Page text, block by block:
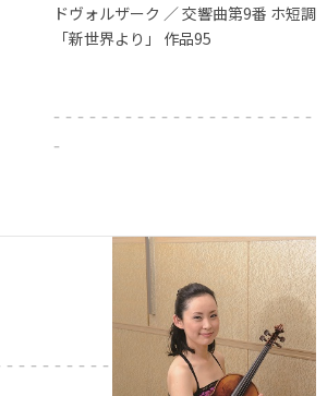
ドヴォルザーク ／ 交響曲第9番 ホ短調
「新世界より」 作品95
- - - - - - - - - - - - - - - - - - - - - -
-
- - - - - - - - -